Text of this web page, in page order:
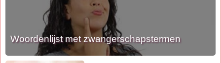
Woordenlijst met zwangerschapstermen